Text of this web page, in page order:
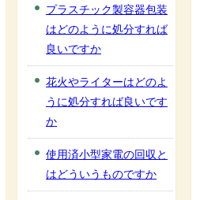
プラスチック製容器包装
はどのように処分すれば
良いですか
花火やライターはどのよ
うに処分すれば良いです
か
使用済小型家電の回収と
はどういうものですか